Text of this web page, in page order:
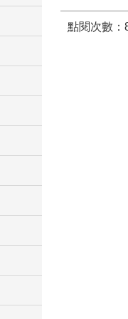
點閱次數：